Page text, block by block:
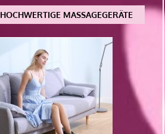
HOCHWERTIGE MASSAGEGERÄTE